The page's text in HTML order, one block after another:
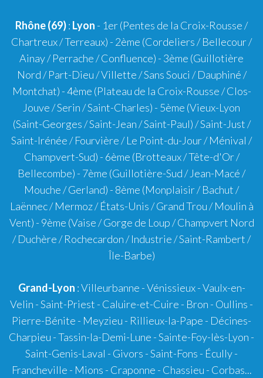
Rhône (69): Lyon - 1er(Pentes de la Croix-Rousse /
Chartreux / Terreaux) - 2ème (Cordeliers / Bellecour /
Ainay / Perrache / Confluence) - 3ème (Guillotière
Nord / Part-Dieu / Villette / Sans Souci / Dauphiné /
Montchat) -4ème (Plateau de la Croix-Rousse / Clos-
Jouve / Serin / Saint-Charles) - 5ème (Vieux-Lyon
(Saint-Georges / Saint-Jean / Saint-Paul) / Saint-Just /
Saint-Irénée / Fourvière / Le Point-du-Jour / Ménival /
Champvert-Sud) - 6ème (Brotteaux / Tête-d'Or /
Bellecombe) - 7ème (Guillotière-Sud / Jean-Macé /
Mouche / Gerland) - 8ème (Monplaisir / Bachut /
Laënnec / Mermoz / États-Unis / Grand Trou / Moulin à
Vent) - 9ème (Vaise / Gorge de Loup / Champvert Nord
/ Duchère / Rochecardon / Industrie / Saint-Rambert /
Île-Barbe)
Grand-Lyon :Villeurbanne -Vénissieux-Vaulx-en-
Velin -Saint-Priest - Caluire-et-Cuire - Bron - Oullins -
Pierre-Bénite - Meyzieu - Rillieux-la-Pape - Décines-
Charpieu -Tassin-la-Demi-Lune -Sainte-Foy-lès-Lyon -
Saint-Genis-Laval - Givors -Saint-Fons - Écully-
Francheville - Mions - Craponne - Chassieu - Corbas...